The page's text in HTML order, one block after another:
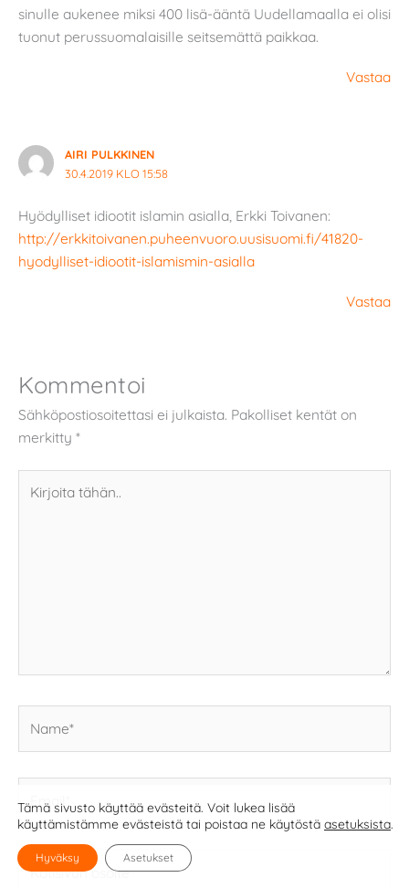
sinulle aukenee miksi 400 lisä-ääntä Uudellamaalla ei olisi
tuonut perussuomalaisille seitsemättä paikkaa.
Vastaa
AIRI PULKKINEN
30.4.2019 KLO 15:58
Hyödylliset idiootit islamin asialla, Erkki Toivanen:
http://erkkitoivanen.puheenvuoro.uusisuomi.fi/41820-
hyodylliset-idiootit-islamismin-asialla
Vastaa
Kommentoi
Sähköpostiosoitettasi ei julkaista. Pakolliset kentät on
merkitty *
tähän..
Email*
Kotisivun
Tämä sivusto käyttää evästeitä. Voit lukea lisää
käyttämistämme evästeistä tai poistaa ne käytöstä asetuksista.
Hyväksy Asetukset